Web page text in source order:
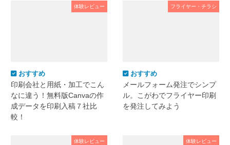
体験レビュー
おすすめ
印刷会社と用紙・加工でこん
なに違う！無料版Canvaの作
成データを印刷入稿７社比
較！
フライヤー・チラシ
おすすめ
メールフォーム発注でシンプ
ル。こがわでフライヤー印刷
を発注してみよう
体験レビュー 体験レビュー